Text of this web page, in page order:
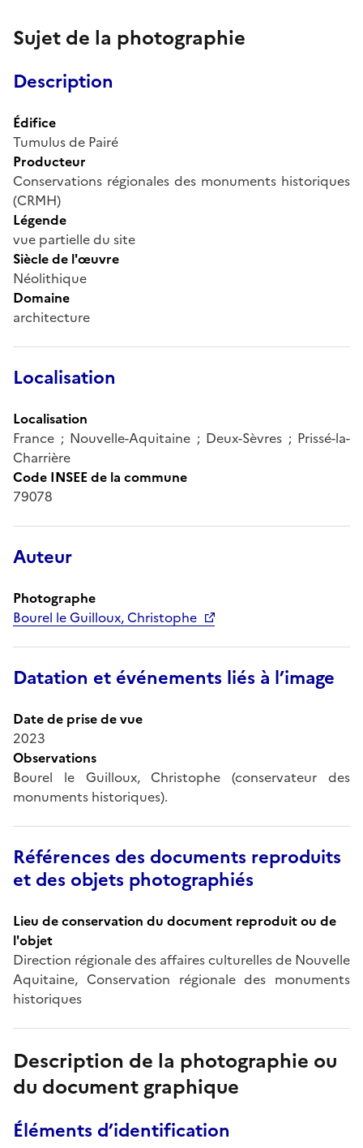
Sujet de la photographie
Description
Édifice
Tumulus de Pairé
Producteur
Conservations régionales des monuments historiques
(CRMH)
Légende
vue partielle du site
Siècle de l'œuvre
Néolithique
Domaine
architecture
Localisation
Localisation
France ; Nouvelle-Aquitaine ; Deux-Sèvres ; Prissé-la-
Charrière
Code INSEE de la commune
79078
Auteur
Photographe
Bourel le Guilloux, Christophe
Datation et événements liés à l’image
Date de prise de vue
2023
Observations
Bourel le Guilloux, Christophe (conservateur des
monuments historiques).
Références des documents reproduits
et des objets photographiés
Lieu de conservation du document reproduit ou de
l'objet
Direction régionale des affaires culturelles de Nouvelle
Aquitaine, Conservation régionale des monuments
historiques
Description de la photographie ou
du document graphique
Éléments d’identification